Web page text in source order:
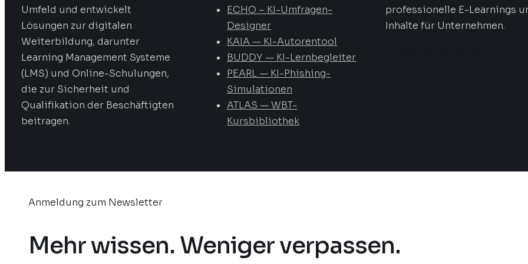
Umfeld und entwickelt
Lösungen zur digitalen
Weiterbildung, darunter
Learning Management Systeme
(LMS) und Online-Schulungen,
die zur Sicherheit und
Qualifikation der Beschäftigten
beitragen.
ECHO – KI-Umfragen-
Designer
KAIA — KI-Autorentool
BUDDY — KI-Lernbegleiter
PEARL — KI-Phishing-
Simulationen
ATLAS — WBT-
Kursbibliothek
professionelle E-Learnings
Inhalte für Unternehmen.
Anmeldung zum Newsletter
Mehr wissen. Weniger verpassen.